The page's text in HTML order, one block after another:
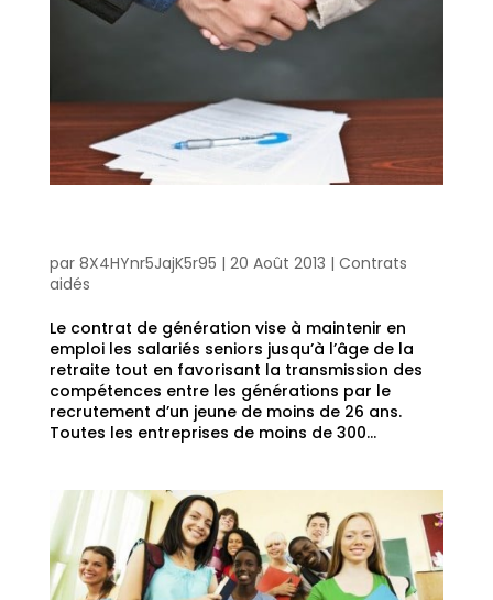
par 8X4HYnr5JajK5r95 | 20 Août 2013 | Contrats
aidés
Le contrat de génération vise à maintenir en
emploi les salariés seniors jusqu’à l’âge de la
retraite tout en favorisant la transmission des
compétences entre les générations par le
recrutement d’un jeune de moins de 26 ans.
Toutes les entreprises de moins de 300...